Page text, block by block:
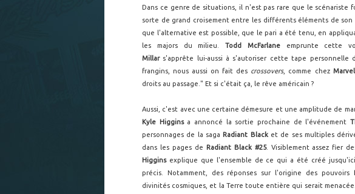
Dans ce genre de situations, il n'est pas rare que le scénariste
sorte de grand croisement entre les différents éléments de son
que l'alternative est possible, que le pari a été tenu, en
les majors du milieu. Todd McFarlaneemprunte cette
Millars'apprête lui-aussi à s'autoriser cette tape personnelle
frangins, nous aussi on fait des crossovers, comme chez Marvel
droits au passage." Et si c'était ça, le rêve américain ?
Aussi, c'est avec une certaine démesure et une amplitude de
Kyle Higginsa annoncé la sortie prochaine de l'événement
personnages de la saga Radiant Blacket de ses multiples
dans les pages de
Radiant Black #25. Visiblement assez fier
Higginsexplique que l'ensemble de ce qui a été créé
précis. Notamment, des réponses sur l'origine des pouvoirs
divinités cosmiques, et la Terre toute entière qui serait